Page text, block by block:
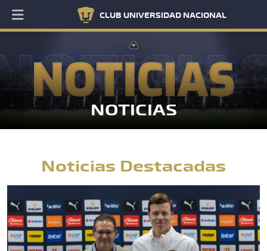
CLUB UNIVERSIDAD NACIONAL
NOTICIAS
Noticias Destacadas